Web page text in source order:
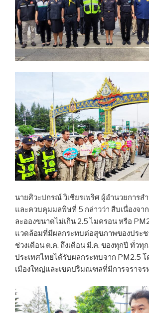
นายศิวะปกรณ์ วิเชียรเพริศ ผู้อำนวยการส
และควบคุมมลพิษที่ 5 กล่าวว่า สืบเนื่องจา
ละอองขนาดไม่เกิน 2.5 ไมครอน หรือ
แวดล้อมที่มีผลกระทบต่อสุขภาพของประช
ช่วงเดือน ต.ค. ถึงเดือน มี.ค. ของทุกปี ทั่วทุ
ประเทศไทยได้รับผลกระทบจาก PM2.5 โ
เมืองใหญ่และเขตปริมณฑลที่มีการจราจ